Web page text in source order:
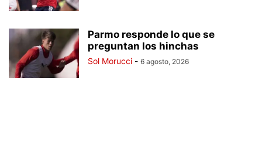
Parmo responde lo que se
preguntan los hinchas
Sol Morucci - 6 agosto, 2026